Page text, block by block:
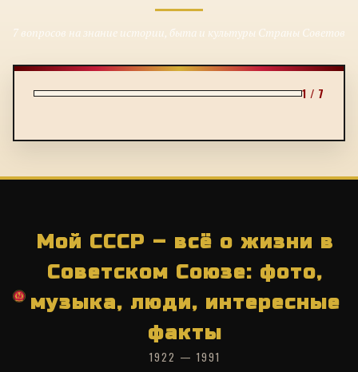
7 вопросов на знание истории, быта и культуры Страны Советов
1 / 7
Мой СССР – всё о жизни в
Советском Союзе: фото,
музыка, люди, интересные
факты
1922 — 1991